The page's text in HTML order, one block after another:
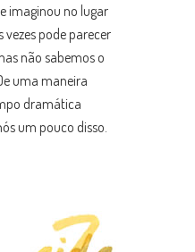
imaginou no lugar
vezes pode parecer
não sabemos o
uma maneira
dramática
um pouco disso.